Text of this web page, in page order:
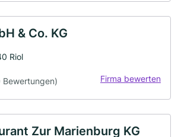
& Co. KG
Riol
Bewertungen) Firma bewerten
Zur Marienburg KG